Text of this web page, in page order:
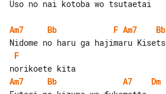
Uso no nai kotoba wo tsutaetai
Am7 Bb F Am7
Bb
F
Am7
Bb A7
Dm